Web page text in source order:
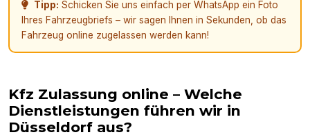
Tipp: Schicken Sie uns einfach per WhatsApp ein Foto
Ihres Fahrzeugbriefs – wir sagen Ihnen in Sekunden, ob das
Fahrzeug online zugelassen werden kann!
Kfz Zulassung online – Welche
Dienstleistungen führen wir in
Düsseldorf aus?